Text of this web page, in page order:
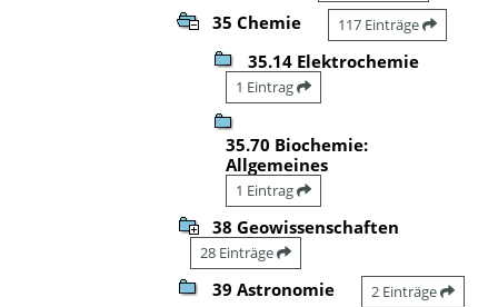
35 Chemie 117 Einträge
35.14 Elektrochemie
1 Eintrag
35.70 Biochemie:
Allgemeines
1 Eintrag
38 Geowissenschaften
28 Einträge
39 Astronomie 2 Einträge